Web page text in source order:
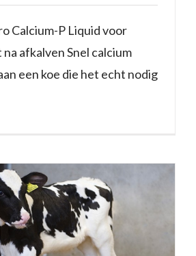
Calcium-P Liquid voor
afkalven Snel calcium
een koe die het echt nodig
Benfital Plus 3kg